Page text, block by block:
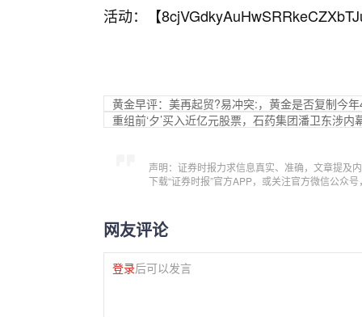
活动：【
黄金早评：美再起贸?易冲突:，黄金是否复制今
重组前‘夕’买入近亿元股票，石药集团潘卫东涉内
声明：证券时报力求信息真实、准确，文章提及
下载“证券时报”官方APP，或关注官方微信公众
网友评论
登录后可以发言